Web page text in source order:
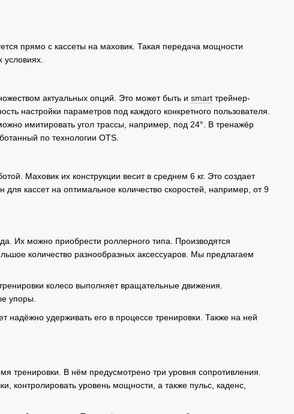
прямо с кассеты на маховик. Такая передача мощности
актуальных опций. Это может быть и smart трейнер-
настройки параметров под каждого конкретного пользователя.
имитировать угол трассы, например, под 24°. В тренажёр
по технологии OTS.
Маховик их конструкции весит в среднем 6 кг. Это создает
кассет на оптимальное количество скоростей, например, от 9
Их можно приобрести роллерного типа. Производятся
количество разнообразных аксессуаров. Мы предлагаем
колесо выполняет вращательные движения.
упоры.
надёжно удерживать его в процессе тренировки. Также на ней
тренировки. В нём предусмотрено три уровня сопротивления.
контролировать уровень мощности, а также пульс, каденс,